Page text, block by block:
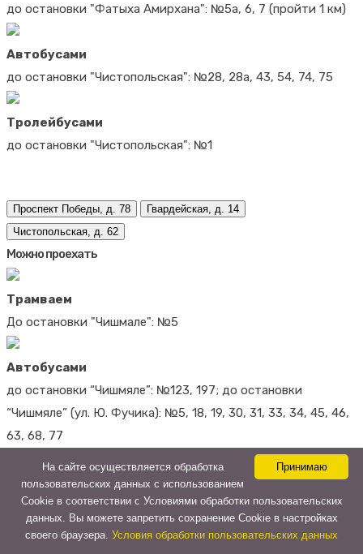
до остановки "Фатыха Амирхана": №5а, 6, 7 (пройти 1 км)
Автобусами
до остановки "Чистопольская": №28, 28а, 43, 54, 74, 75
Тролейбусами
до остановки "Чистопольская": №1
Проспект Победы, д. 78
Гвардейская, д. 14
Чистопольская, д. 62
Можно проехать
Трамваем
До остановки "Чишмале": №5
Автобусами
до остановки “Чишмяле”: №123, 197; до остановки
“Чишмяле” (ул. Ю. Фучика): №5, 18, 19, 30, 31, 33, 34, 45, 46,
63, 68, 77
Автобусами
до остановки “Чишмяле” (ул. Ю. Фучика): №5, 9, 12
Принимаю
На сайте осуществляется обработка
пользовательских данных с использованием
Cookie в соответствии с Условиями обработки пользовательских
данных. Вы можете запретить сохранение Cookie в настройках
своего браузера. Условия обработки пользовательских данных